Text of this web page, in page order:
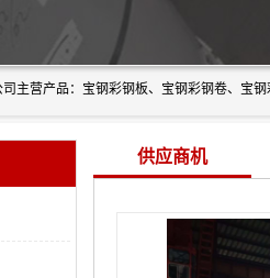
供应商机